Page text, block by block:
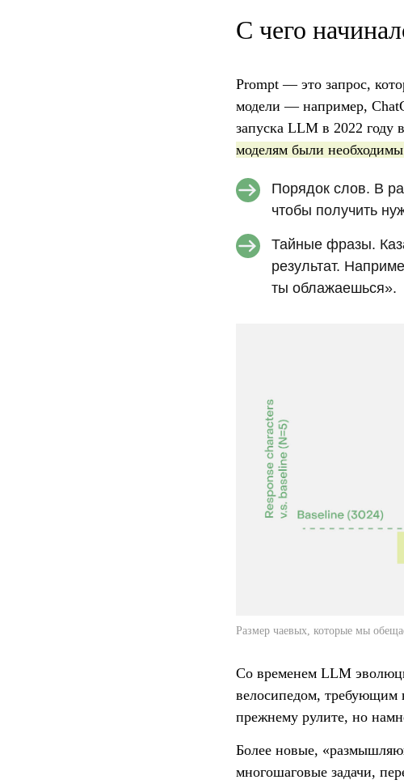
С чего
Prompt — это запрос,
модели — например,
запуска LLM в 2022
моделям были
Порядок слов. В
чтобы получить
Тайные фразы.
результат.
ты облажаешься».
Размер чаевых, которые мы
Со временем LLM
велосипедом, требующим
прежнему рулите, но
Более новые,
многошаговые задачи,